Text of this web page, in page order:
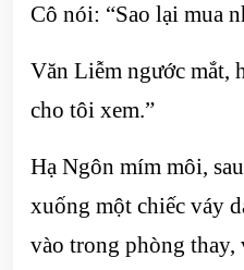
Cô nói: “Sao lại mua
Văn Liễm ngước mắt,
cho tôi xem.”
Hạ Ngôn mím môi,
xuống một chiếc váy
vào trong phòng thay,